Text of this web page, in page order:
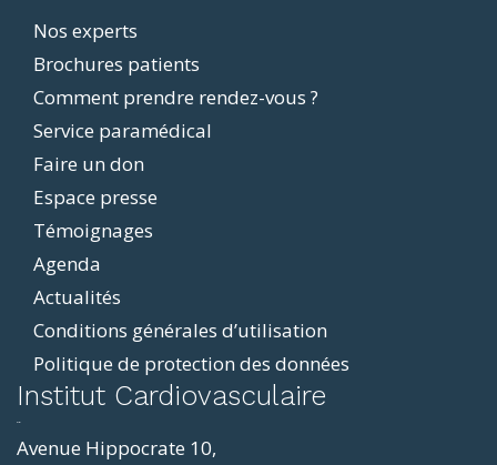
Footer
menu
Nos experts
Brochures patients
Comment prendre rendez-vous ?
Service paramédical
Faire un don
Espace presse
Témoignages
Agenda
Actualités
Conditions générales d’utilisation
Politique de protection des données
Institut Cardiovasculaire
Avenue Hippocrate 10,